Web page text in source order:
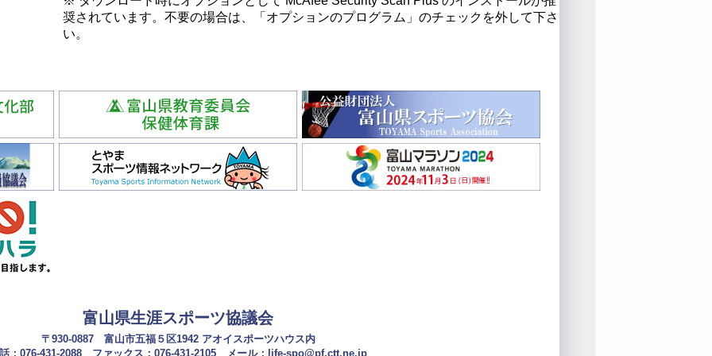
奨されています。不要の場合は、「オプションのプログラム」のチェックを外して下さ
い。
富山県生涯スポーツ協議会
〒930-0887 富山市五福５区1942 アオイスポーツハウス内
：076-431-2088 ファックス：076-431-2105 メール：life-spo@pf.ctt.ne.jp